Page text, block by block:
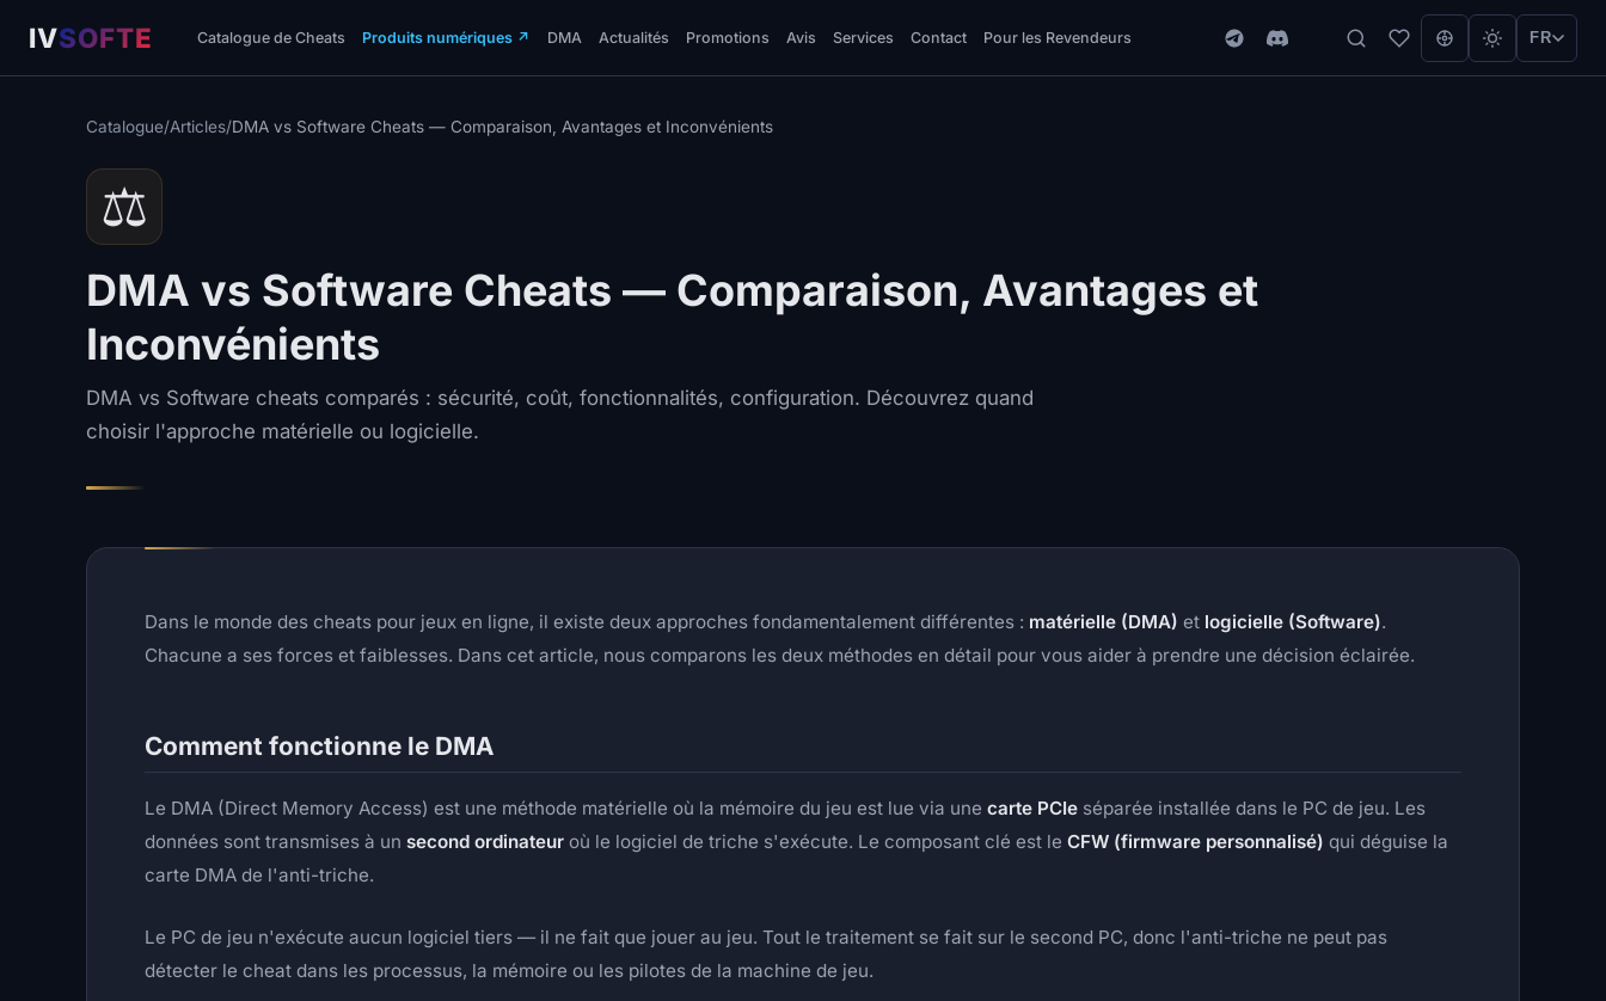
IVSOFTE Catalogue de Cheats Produits numériques ↗ DMA Actualités Promotions Avis Services Contact Pour les Revendeurs FR
Catalogue/Articles/DMA vs Software Cheats — Comparaison, Avantages et Inconvénients
⚖️
DMA vs Software Cheats — Comparaison, Avantages et
Inconvénients
DMA vs Software cheats comparés : sécurité, coût, fonctionnalités, configuration. Découvrez quand
choisir l'approche matérielle ou logicielle.
Dans le monde des cheats pour jeux en ligne, il existe deux approches fondamentalement différentes : matérielle (DMA) et logicielle (Software).
Chacune a ses forces et faiblesses. Dans cet article, nous comparons les deux méthodes en détail pour vous aider à prendre une décision éclairée.
Comment fonctionne le DMA
Le DMA (Direct Memory Access) est une méthode matérielle où la mémoire du jeu est lue via une carte PCIe séparée installée dans le PC de jeu. Les
données sont transmises à un second ordinateur où le logiciel de triche s'exécute. Le composant clé est le CFW (firmware personnalisé) qui déguise la
carte DMA de l'anti-triche.
Le PC de jeu n'exécute aucun logiciel tiers — il ne fait que jouer au jeu. Tout le traitement se fait sur le second PC, donc l'anti-triche ne peut pas
détecter le cheat dans les processus, la mémoire ou les pilotes de la machine de jeu.